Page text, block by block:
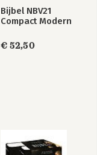
Bijbel NBV21
Compact Modern
€ 52,50